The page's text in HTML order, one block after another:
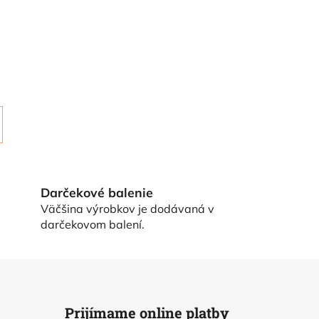
Darčekové balenie
Väčšina výrobkov je dodávaná v
darčekovom balení.
Prijímame online platby